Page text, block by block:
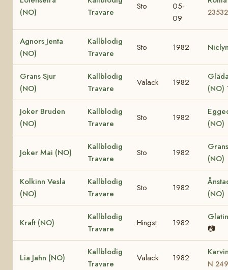
(NO)
Travare
Sto
05-
09
23532
Agnors Jenta
(NO)
Kallblodig
Travare
Sto 1982
Grans Sjur
(NO)
Kallblodig
Travare
Valack 1982
(NO)
Joker Bruden
(NO)
Kallblodig
Travare
Sto 1982
(NO)
Joker Mai (NO)
Kallblodig
Travare
Sto 1982
(NO)
Kolkinn Vesla
(NO)
Kallblodig
Travare
Sto 1982
(NO)
Kraft (NO)
Kallblodig
Travare
Hingst 1982
📷
Lia Jahn (NO)
Kallblodig
Travare
Valack 1982
N